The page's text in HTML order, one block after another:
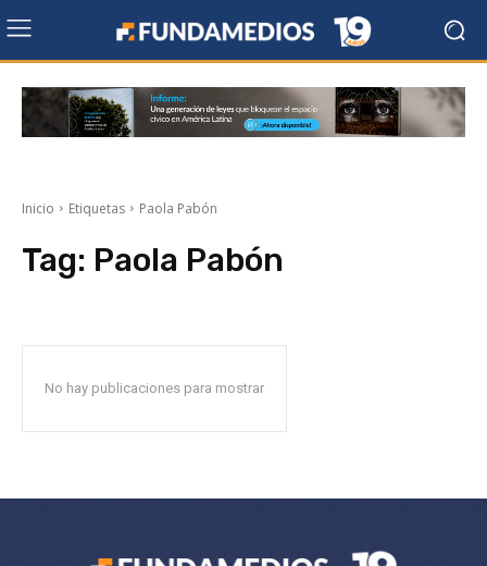
Inicio Etiquetas Paola Pabón
Tag: Paola Pabón
No hay publicaciones para mostrar